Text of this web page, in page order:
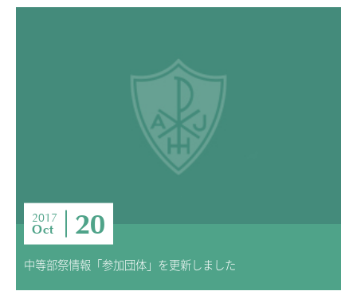
2017
Oct 20
中等部祭情報「参加団体」を更新しました